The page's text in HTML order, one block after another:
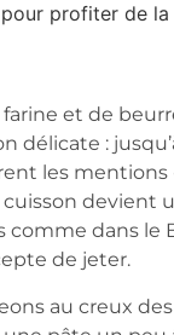
profiter de
et de
délicate :
les
comme dans
de jeter.
au creux